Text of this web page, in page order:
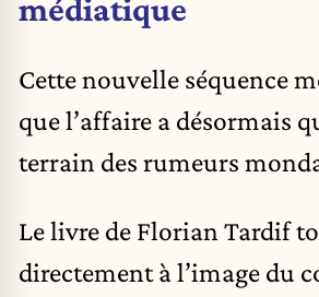
médiatique
Cette nouvelle séquence
que l’affaire a désormais
terrain des rumeurs
Le livre de Florian Tardif
directement à l’image du